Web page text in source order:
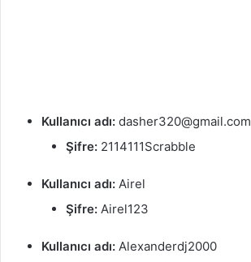
Kullanıcı adı: dasher320@gmail.com
Şifre: 2114111Scrabble
Kullanıcı adı: Airel
Şifre: Airel123
Kullanıcı adı: Alexanderdj2000